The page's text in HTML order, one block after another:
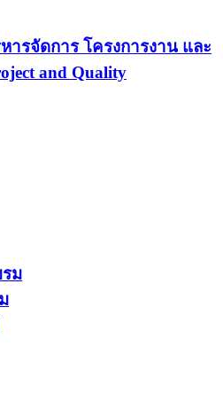
ารจัดการ โครงการงาน และ
and Quality
ม